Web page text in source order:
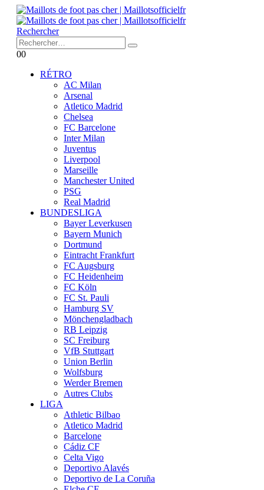
Rechercher
00
RÉTRO
AC Milan
Arsenal
Atletico Madrid
Chelsea
FC Barcelone
Inter Milan
Juventus
Liverpool
Marseille
Manchester United
PSG
Real Madrid
BUNDESLIGA
Bayer Leverkusen
Bayern Munich
Dortmund
Eintracht Frankfurt
FC Augsburg
FC Heidenheim
FC Köln
FC St. Pauli
Hamburg SV
Mönchengladbach
RB Leipzig
SC Freiburg
VfB Stuttgart
Union Berlin
Wolfsburg
Werder Bremen
Autres Clubs
LIGA
Athletic Bilbao
Atletico Madrid
Barcelone
Cádiz CF
Celta Vigo
Deportivo Alavés
Deportivo de La Coruña